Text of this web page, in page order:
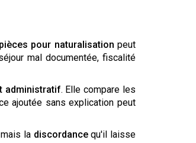
pour naturalisation peut
mal documentée, fiscalité
administratif. Elle compare les
ajoutée sans explication peut
la discordancequ'il laisse